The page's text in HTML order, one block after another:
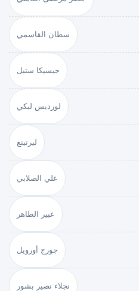
سطان القاسمي
جيسيكا ستيل
لورديس لبكي
ليرنينغ
علي الصلابي
عبير الطاهر
جورج أورويل
نجلاء نصير بشور